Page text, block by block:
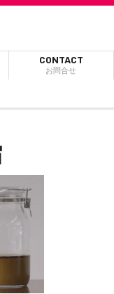
CONTACT
お問合せ